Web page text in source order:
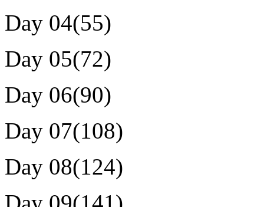
Day 04(55)
Day 05(72)
Day 06(90)
Day 07(108)
Day 08(124)